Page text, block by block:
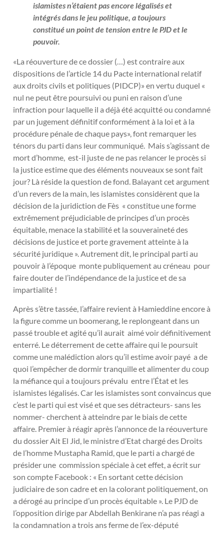
islamistes n’étaient pas encore légalisés et
intégrés dans le jeu politique, a toujours
constitué un point de tension entre le PJD et le
pouvoir.
«La réouverture de ce dossier (…) est contraire aux
dispositions de l’article 14 du Pacte international relatif
aux droits civils et politiques (PIDCP)» en vertu duquel «
nul ne peut être poursuivi ou puni en raison d’une
infraction pour laquelle il a déjà été acquitté ou condamné
par un jugement définitif conformément à la loi et à la
procédure pénale de chaque pays», font remarquer les
ténors du parti dans leur communiqué. Mais s’agissant de
mort d’homme, est-il juste de ne pas relancer le procès si
la justice estime que des éléments nouveaux se sont fait
jour? Là réside la question de fond. Balayant cet argument
d’un revers de la main, les islamistes considèrent que la
décision de la juridiction de Fès « constitue une forme
extrêmement préjudiciable de principes d’un procès
équitable, menace la stabilité et la souveraineté des
décisions de justice et porte gravement atteinte à la
sécurité juridique ». Autrement dit, le principal parti au
pouvoir à l’époque monte publiquement au créneau pour
faire douter de l’indépendance de la justice et de sa
impartialité !
Après s’être tassée, l’affaire revient à Hamieddine encore à
la figure comme un boomerang, le replongeant dans un
passé trouble et agité qu’il aurait aimé voir définitivement
enterré. Le déterrement de cette affaire qui le poursuit
comme une malédiction alors qu’il estime avoir payé a de
quoi l’empêcher de dormir tranquille et alimenter du coup
la méfiance qui a toujours prévalu entre l’État et les
islamistes légalisés. Car les islamistes sont convaincus que
c’est le parti qui est visé et que ses détracteurs- sans les
nommer- cherchent à atteindre par le biais de cette
affaire. Premier à réagir après l’annonce de la réouverture
du dossier Ait El Jid, le ministre d’Etat chargé des Droits
de l’homme Mustapha Ramid, que le parti a chargé de
présider une commission spéciale à cet effet, a écrit sur
son compte Facebook : « En sortant cette décision
judiciaire de son cadre et en la colorant politiquement, on
a dérogé au principe d’un procès équitable ». Le PJD de
l’opposition dirige par Abdellah Benkirane n’a pas réagi a
la condamnation a trois ans ferme de l’ex-député